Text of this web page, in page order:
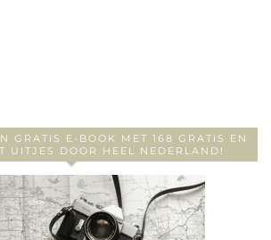
GRATIS E-BOOK MET 168 GRATIS EN
UITJES DOOR HEEL NEDERLAND!